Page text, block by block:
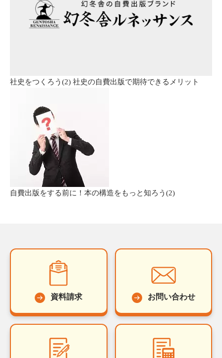
社史をつくろう(2) 社史の自費出版で期待できるメリット
自費出版をする前に！本の構造をもっと知ろう(2)
資料請求 お問い合わせ